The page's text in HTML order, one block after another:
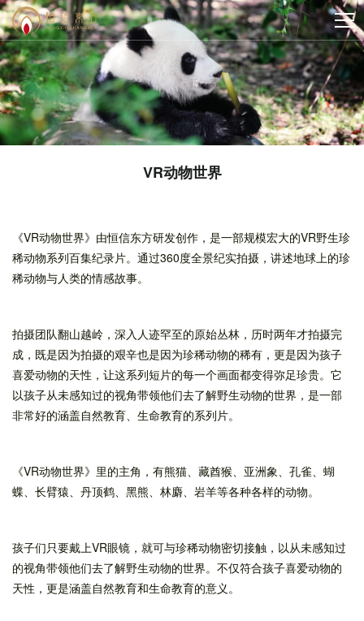
VR动物世界
《VR动物世界》由恒信东方研发创作，是一部规模宏大的VR野生珍
稀动物系列百集纪录片。通过360度全景纪实拍摄，讲述地球上的珍
稀动物与人类的情感故事。
拍摄团队翻山越岭，深入人迹罕至的原始丛林，历时两年才拍摄完
成，既是因为拍摄的艰辛也是因为珍稀动物的稀有，更是因为孩子
喜爱动物的天性，让这系列短片的每一个画面都变得弥足珍贵。它
以孩子从未感知过的视角带领他们去了解野生动物的世界，是一部
非常好的涵盖自然教育、生命教育的系列片。
《VR动物世界》里的主角，有熊猫、藏酋猴、亚洲象、孔雀、蝴
蝶、长臂猿、丹顶鹤、黑熊、林麝、岩羊等各种各样的动物。
孩子们只要戴上VR眼镜，就可与珍稀动物密切接触，以从未感知过
的视角带领他们去了解野生动物的世界。不仅符合孩子喜爱动物的
天性，更是涵盖自然教育和生命教育的意义。